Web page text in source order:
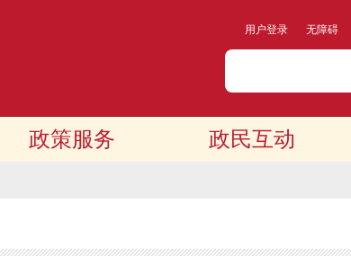
用户登录 无障碍
政策服务 政民互动